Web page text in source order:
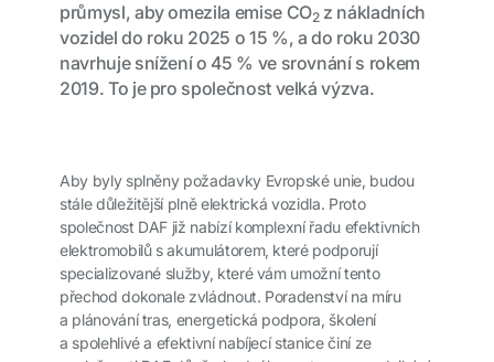
průmysl, aby omezila emise CO2z nákladních
vozidel do roku 2025 o 15 %, a do roku 2030
navrhuje snížení o 45 % ve srovnání s rokem
2019. To je pro společnost velká výzva.
Aby byly splněny požadavky Evropské unie, budou
stále důležitější plně elektrická vozidla. Proto
společnost DAF již nabízí komplexní řadu efektivních
elektromobilů s akumulátorem, které podporují
specializované služby, které vám umožní tento
přechod dokonale zvládnout. Poradenství na míru
a plánování tras, energetická podpora, školení
a spolehlivé a efektivní nabíjecí stanice činí ze